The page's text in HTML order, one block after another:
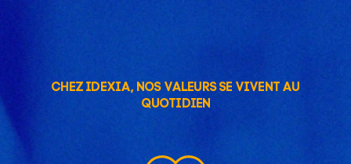
CHEZ IDEXIA, NOS VALEURS SE VIVENT AU
QUOTIDIEN